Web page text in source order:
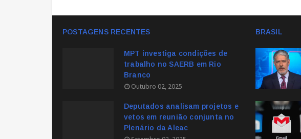
POSTAGENS RECENTES
MPT investiga condições de
trabalho no SAERB em Rio
Branco
Outubro 02, 2025
Deputados analisam projetos e
vetos em reunião conjunta no
Plenário da Aleac
BRASIL